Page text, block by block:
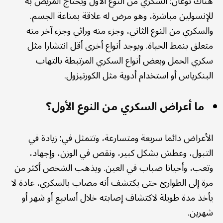
للإنسولين مباشرة، وهو مرض له علاقة بمناعة الجسم.
والسكري من النوع الثاني، وجزء منه وراثي وجزء آخر منه
متعلق بنمط الحياة. ويوجد أنواع أخرى أقل انتشارا مثل
سكري الحمل وبعض أنواع السكري المرتبطة بالتهاب
البنكرياس أو استخدام أدوية مثل الكورتيزول.
ما أعراض السكري من النوع الأول؟
الأعراض دائما سريعة ومتسارعة، وتتمثل في: زيادة في
التبول، وعطش بشكل كبير، ونقص في الوزن، وإجهاد،
وتعب، وأحيانا ضباب في العين. ويذهب الشخص أكثر من
مرة إلى الطوارئ حتى يكتشف أنه مصاب بالسكري، عادة لا
يأخذ مدة طويلة لاكتشاف إصابته خلال أسابيع أو شهر أو
شهرين.